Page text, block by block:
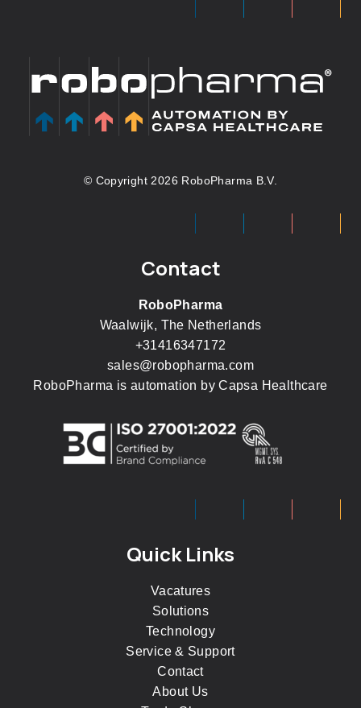
© Copyright 2026 RoboPharma B.V.
Contact
RoboPharma
Waalwijk, The Netherlands
+31416347172
sales@robopharma.com
RoboPharma is automation byCapsa Healthcare
Quick Links
Vacatures
Solutions
Technology
Service & Support
Contact
About Us